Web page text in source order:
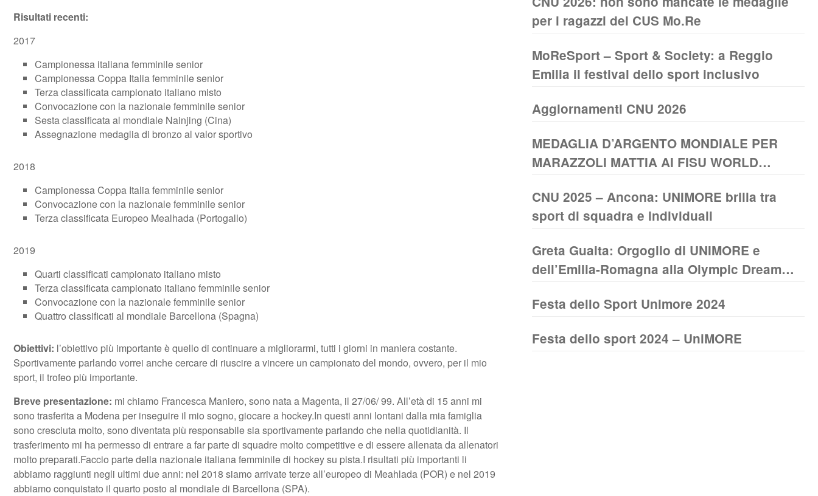
Risultati recenti:
2017
Campionessa italiana femminile senior
Campionessa Coppa Italia femminile senior
Terza classificata campionato italiano misto
Convocazione con la nazionale femminile senior
Sesta classificata al mondiale Nainjing (Cina)
Assegnazione medaglia di bronzo al valor sportivo
2018
Campionessa Coppa Italia femminile senior
Convocazione con la nazionale femminile senior
Terza classificata Europeo Mealhada (Portogallo)
2019
Quarti classificati campionato italiano misto
Terza classificata campionato italiano femminile senior
Convocazione con la nazionale femminile senior
Quattro classificati al mondiale Barcellona (Spagna)
Obiettivi: l’obiettivo più importante è quello di continuare a migliorarmi, tutti i giorni in maniera costante.
Sportivamente parlando vorrei anche cercare di riuscire a vincere un campionato del mondo, ovvero, per il mio
sport, il trofeo più importante.
Breve presentazione: mi chiamo Francesca Maniero, sono nata a Magenta, il 27/06/ 99. All’età di 15 anni mi
sono trasferita a Modena per inseguire il mio sogno, giocare a hockey.In questi anni lontani dalla mia famiglia
sono cresciuta molto, sono diventata più responsabile sia sportivamente parlando che nella quotidianità. Il
trasferimento mi ha permesso di entrare a far parte di squadre molto competitive e di essere allenata da allenatori
molto preparati.Faccio parte della nazionale italiana femminile di hockey su pista.I risultati più importanti li
abbiamo raggiunti negli ultimi due anni: nel 2018 siamo arrivate terze all’europeo di Meahlada (POR) e nel 2019
abbiamo conquistato il quarto posto al mondiale di Barcellona (SPA).
per i ragazzi del CUS Mo.Re
MoReSport – Sport & Society: a Reggio
Emilia il festival dello sport inclusivo
Aggiornamenti CNU 2026
MEDAGLIA D’ARGENTO MONDIALE PER
MARAZZOLI MATTIA AI FISU WORLD
CHAMPIONSHIPS CASSINO 2026
CNU 2025 – Ancona: UNIMORE brilla tra
sport di squadra e individuali
Greta Guaita: Orgoglio di UNIMORE e
dell’Emilia-Romagna alla Olympic Dream
Festa dello Sport Unimore 2024
Festa dello sport 2024 – UniMORE